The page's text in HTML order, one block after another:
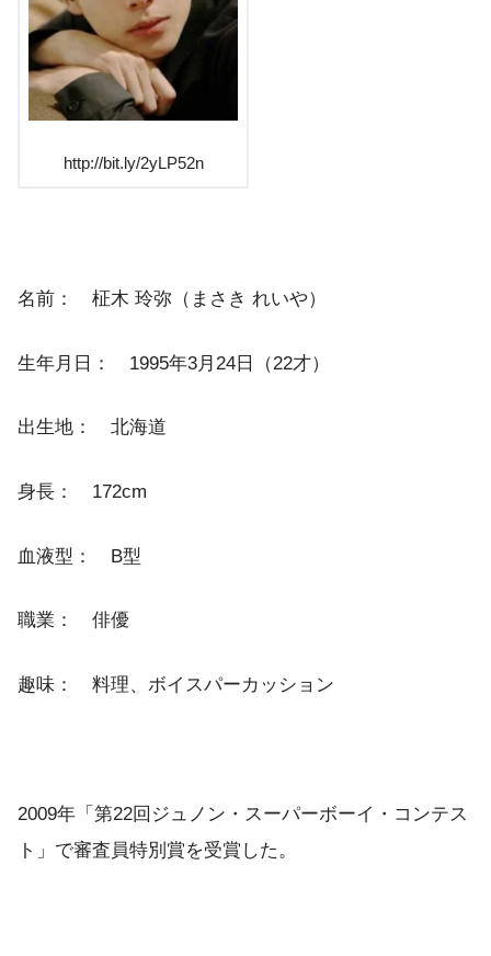
http://bit.ly/2yLP52n
名前： 柾木 玲弥（まさき れいや）
生年月日： 1995年3月24日（22才）
出生地： 北海道
身長： 172cm
血液型： B型
職業： 俳優
趣味： 料理、ボイスパーカッション
2009年「第22回ジュノン・スーパーボーイ・コンテス
ト」で審査員特別賞を受賞した。